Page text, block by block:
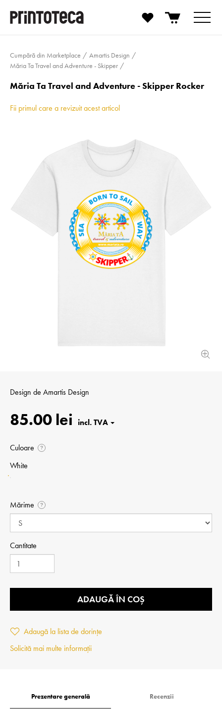
Cumpără din Marketplace
Amartis Design
Măria Ta Travel and Adventure - Skipper
Măria Ta Travel and Adventure - Skipper Rocker
Fii primul care a revizuit acest articol
Design de Amartis Design
85.00 lei
Culoare ?
White
Mărime ?
Cantitate
ADAUGĂ ÎN COȘ
Adaugă la lista de dorințe
Solicită mai multe informații
Prezentare generală Recenzii